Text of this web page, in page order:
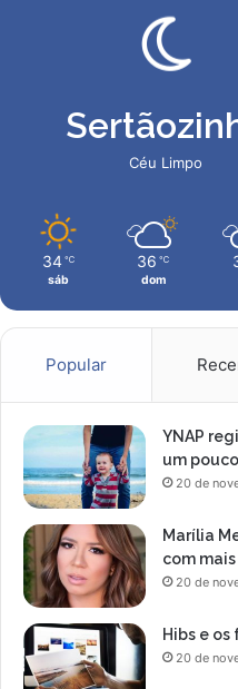
Céu Limpo
34 ℃
sáb
36 ℃
dom
Popular
YNAP
um
20 de
Marília
com
20 de
Hibs e os
20 de